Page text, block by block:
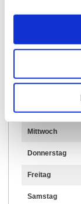
15.02.2023
Dienstag
Mittwoch
Donnerstag
Freitag
Samstag